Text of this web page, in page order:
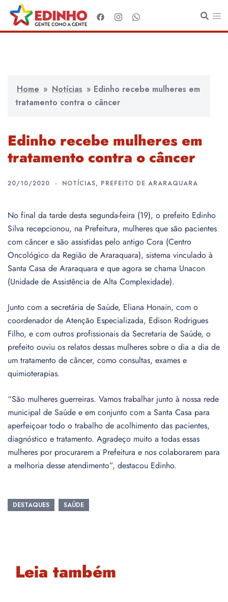
para
o
Home » Notícias » Edinho recebe mulheres em
tratamento contra o câncer
Edinho recebe mulheres em
tratamento contra o câncer
20/10/2020 NOTÍCIAS, PREFEITO DE ARARAQUARA
No final da tarde desta segunda-feira (19), o prefeito Edinho
Silva recepcionou, na Prefeitura, mulheres que são pacientes
com câncer e são assistidas pelo antigo Cora (Centro
Oncológico da Região de Araraquara), sistema vinculado à
Santa Casa de Araraquara e que agora se chama Unacon
(Unidade de Assistência de Alta Complexidade).
Junto com a secretária de Saúde, Eliana Honain, com o
coordenador de Atenção Especializada, Edison Rodrigues
Filho, e com outros profissionais da Secretaria de Saúde, o
prefeito ouviu os relatos dessas mulheres sobre o dia a dia de
um tratamento de câncer, como consultas, exames e
quimioterapias.
“São mulheres guerreiras. Vamos trabalhar junto à nossa rede
municipal de Saúde e em conjunto com a Santa Casa para
aperfeiçoar todo o trabalho de acolhimento das pacientes,
diagnóstico e tratamento. Agradeço muito a todas essas
mulheres por procurarem a Prefeitura e nos colaborarem para
a melhoria desse atendimento”, destacou Edinho.
DESTAQUES SAÚDE
Leia também